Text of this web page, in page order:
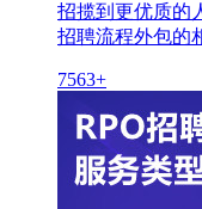
招揽到更优质的
招聘流程外包的
7563+